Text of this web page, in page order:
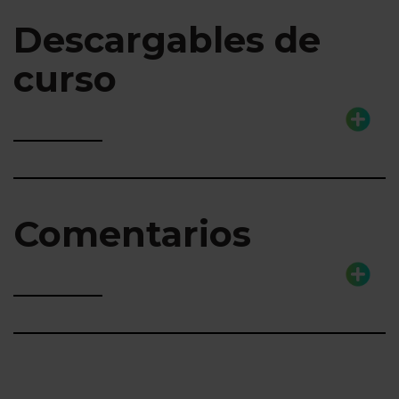
Descargables de
curso
Comentarios